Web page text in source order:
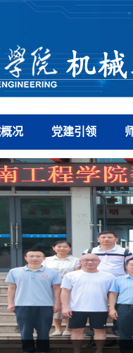
况 党建引领